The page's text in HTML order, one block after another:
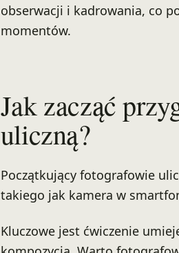
obserwacji i kadrowania, co
momentów.
Jak zacząć
uliczną?
Początkujący fotografowie
takiego jak kamera w
Kluczowe jest ćwiczenie